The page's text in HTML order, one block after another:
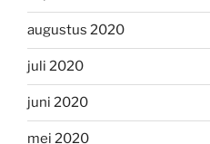
augustus 2020
juli 2020
juni 2020
mei 2020